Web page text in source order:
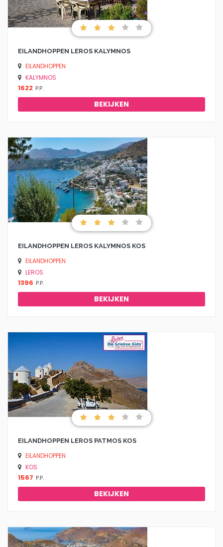
EILANDHOPPEN LEROS KALYMNOS
EILANDHOPPEN
KALYMNOS
1622 P.P.
BEKIJKEN
EILANDHOPPEN LEROS KALYMNOS KOS
EILANDHOPPEN
LEROS
1396 P.P.
BEKIJKEN
EILANDHOPPEN LEROS PATMOS KOS
EILANDHOPPEN
KOS
1567 P.P.
BEKIJKEN